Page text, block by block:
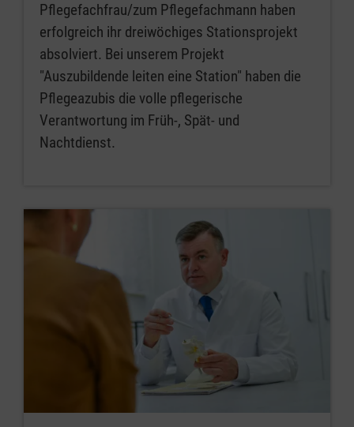
Pflegefachfrau/zum Pflegefachmann haben
erfolgreich ihr dreiwöchiges Stationsprojekt
absolviert. Bei unserem Projekt
"Auszubildende leiten eine Station" haben die
Pflegeazubis die volle pflegerische
Verantwortung im Früh-, Spät- und
Nachtdienst.